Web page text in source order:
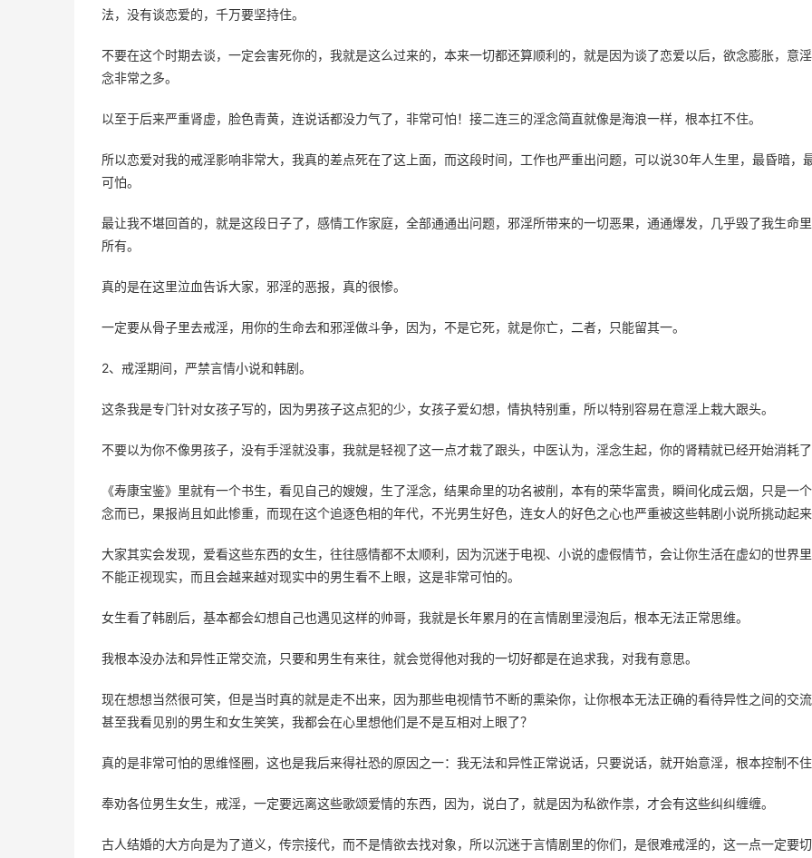
法，没有谈恋爱的，千万要坚持住。
不要在这个时期去谈，一定会害死你的，我就是这么过来的，本来一切都还算顺利的，就是因为谈了恋爱以后，欲念膨胀，意
念非常之多。
以至于后来严重肾虚，脸色青黄，连说话都没力气了，非常可怕！接二连三的淫念简直就像是海浪一样，根本扛不住。
所以恋爱对我的戒淫影响非常大，我真的差点死在了这上面，而这段时间，工作也严重出问题，可以说30年人生里，最昏暗，
可怕。
最让我不堪回首的，就是这段日子了，感情工作家庭，全部通通出问题，邪淫所带来的一切恶果，通通爆发，几乎毁了我生命
所有。
真的是在这里泣血告诉大家，邪淫的恶报，真的很惨。
一定要从骨子里去戒淫，用你的生命去和邪淫做斗争，因为，不是它死，就是你亡，二者，只能留其一。
2、戒淫期间，严禁言情小说和韩剧。
这条我是专门针对女孩子写的，因为男孩子这点犯的少，女孩子爱幻想，情执特别重，所以特别容易在意淫上栽大跟头。
不要以为你不像男孩子，没有手淫就没事，我就是轻视了这一点才栽了跟头，中医认为，淫念生起，你的肾精就已经开始消耗了
《寿康宝鉴》里就有一个书生，看见自己的嫂嫂，生了淫念，结果命里的功名被削，本有的荣华富贵，瞬间化成云烟，只是一
念而已，果报尚且如此惨重，而现在这个追逐色相的年代，不光男生好色，连女人的好色之心也严重被这些韩剧小说所挑动起来
大家其实会发现，爱看这些东西的女生，往往感情都不太顺利，因为沉迷于电视、小说的虚假情节，会让你生活在虚幻的世界里
不能正视现实，而且会越来越对现实中的男生看不上眼，这是非常可怕的。
女生看了韩剧后，基本都会幻想自己也遇见这样的帅哥，我就是长年累月的在言情剧里浸泡后，根本无法正常思维。
我根本没办法和异性正常交流，只要和男生有来往，就会觉得他对我的一切好都是在追求我，对我有意思。
现在想想当然很可笑，但是当时真的就是走不出来，因为那些电视情节不断的熏染你，让你根本无法正确的看待异性之间的交流
甚至我看见别的男生和女生笑笑，我都会在心里想他们是不是互相对上眼了？
真的是非常可怕的思维怪圈，这也是我后来得社恐的原因之一：我无法和异性正常说话，只要说话，就开始意淫，根本控制不住
奉劝各位男生女生，戒淫，一定要远离这些歌颂爱情的东西，因为，说白了，就是因为私欲作祟，才会有这些纠纠缠缠。
古人结婚的大方向是为了道义，传宗接代，而不是情欲去找对象，所以沉迷于言情剧里的你们，是很难戒淫的，这一点一定要切